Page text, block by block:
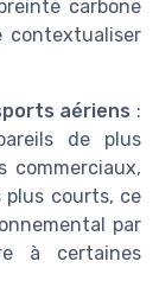
carbone
contextualiser
aériens :
de plus
commerciaux,
plus courts, ce
par
à certaines